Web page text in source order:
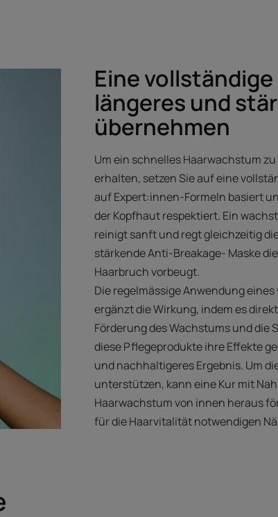
Eine
längeres und
übernehmen
Um ein schnelles Haarwachstum
erhalten, setzen Sie auf eine
auf Expert:innen-Formeln basiert
der Kopfhaut respektiert. Ein
reinigt sanft und regt gleichzeitig
stärkende Anti-Breakage- Maske
Haarbruch vorbeugt.
Die regelmässige Anwendung
ergänzt die Wirkung, indem es
Förderung des Wachstums und die
diese Pflegeprodukte ihre Effekte
und nachhaltigeres Ergebnis. Um
unterstützen, kann eine Kur mit
Haarwachstum von innen heraus
für die Haarvitalität notwendigen